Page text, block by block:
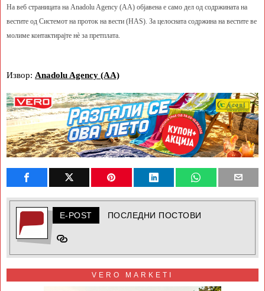
На веб страницата на Anadolu Agency (AA) објавена е само дел од содржината на
вестите од Системот на проток на вести (HAS). За целосната содржина на вестите ве
молиме контактирајте нè за претплата.
Извор: Anadolu Agency (AA)
E-POST ПОСЛЕДНИ ПОСТОВИ
VERO MARKETI